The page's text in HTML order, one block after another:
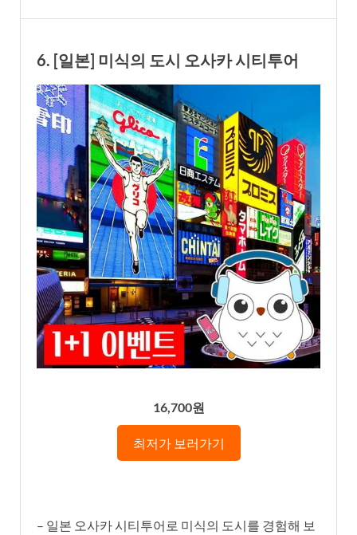
6. [일본] 미식의 도시 오사카 시티투어
16,700원
최저가 보러가기
– 일본 오사카 시티투어로 미식의 도시를 경험해 보